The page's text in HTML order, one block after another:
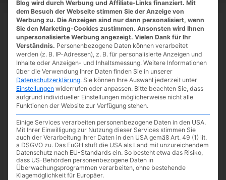
Startseite»News
EA Sports: F1 22 Developer Deep
Dive über Audio und Musik
23.06.2022/ VonSpoonie/Schreibe einen Kommentar
minute of reading
Während daserste Deep DiveVideo über Handling/Physik
schon ein paar Tage her ist, gibt es jetzt ein
überAudio und Musikim Spiel. Es soll auch noch ein drittes
(letztes) Video folgen.
Nebenbei, Sony hat auch schon in einem Blog-Post über die
Umsetzung derFunktionen des Dual Sense Controllers
geschrieben.
Blog wird durch Werbung und Affiliate-Links finanziert. Mit
dem Besuch der Webseite stimmen Sie der Anzeige von
Werbung zu. Die Anzeigen sind nur dann personalisiert, wenn
Sie den Marketing-Cookies zustimmen. Ansonsten wird Ihnen
unpersonalisierte Werbung angezeigt. Vielen Dank für Ihr
Verständnis. Personenbezogene Daten können verarbeitet
werden (z. B. IP-Adressen), z. B. für personalisierte Anzeigen und
Inhalte oder Anzeigen- und Inhaltsmessung. Weitere Informationen
über die Verwendung Ihrer Daten finden Sie in unserer
Datenschutzerklärung. Sie können Ihre Auswahl jederzeit unter
Einstellungen widerrufen oder anpassen. Bitte beachten Sie, dass
aufgrund individueller Einstellungen möglicherweise nicht alle
Funktionen der Website zur Verfügung stehen.
Einige Services verarbeiten personenbezogene Daten in den USA.
Mit Ihrer Einwilligung zur Nutzung dieser Services stimmen Sie
auch der Verarbeitung Ihrer Daten in den USA gemäß Art. 49 (1) lit.
a DSGVO zu. Das EuGH stuft die USA als Land mit unzureichendem
Datenschutz nach EU-Standards ein. So besteht etwa das Risiko,
dass US-Behörden personenbezogene Daten in
Überwachungsprogrammen verarbeiten, ohne bestehende
Klagemöglichkeit für Europäer.